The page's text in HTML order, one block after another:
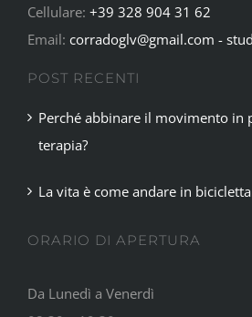
Cellulare: +39 328 904 31 62
Email: corradoglv@gmail.com -
POST RECENTI
Perché abbinare il movimento in
terapia?
La vita è come andare in
ORARIO DI APERTURA
Da Lunedì a Venerdì